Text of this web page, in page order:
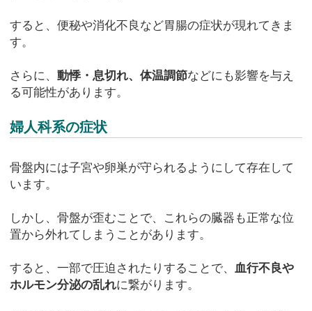
すると、便秘や消化不良など胃腸の症状が現れてきま
す。
さらに、動悸・息切れ、体温調節などにも影響を与え
る可能性があります。
婦人科系の症状
骨盤内には子宮や卵巣が守られるようにして存在して
います。
しかし、骨盤が歪むことで、これらの臓器も正常な位
置から外れてしまうことがあります。
すると、一部で圧迫されたりすることで、 血行不良や
ホルモン分泌の乱れに繋がります。